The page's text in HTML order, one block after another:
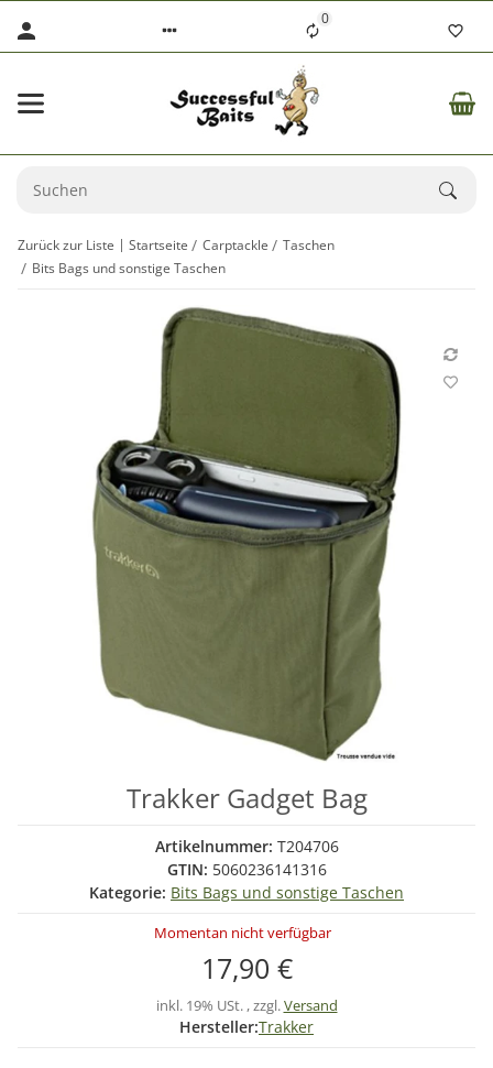
0
Zurück zur Liste Startseite Carptackle
Taschen
Bits Bags und sonstige Taschen
Trakker Gadget Bag
Artikelnummer: T204706
GTIN: 5060236141316
Kategorie: Bits Bags und sonstige Taschen
Momentan nicht verfügbar
17,90 €
inkl. 19% USt. , zzgl.Versand
Hersteller:Trakker